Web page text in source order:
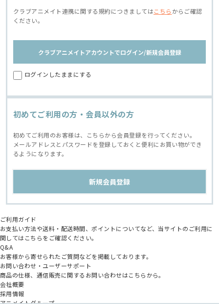
クラブアニメイト連携に関する規約につきましてはこちら からご確認
ください。
クラブアニメイトアカウントでログイン/新規会員登録
ログインしたままにする
初めてご利用の方・会員以外の方
初めてご利用のお客様は、こちらから会員登録を行ってください。
メールアドレスとパスワードを登録しておくと便利にお買い物ができ
るようになります。
ご利用ガイド
お支払い方法や送料・配送時間、ポイントについてなど、当サイトのご利用に
関してはこちらをご確認ください。
Q&A
お客様から寄せられたご質問などを掲載しております。
お問い合わせ・ユーザーサポート
商品の仕様、通信販売に関するお問い合わせはこちらから。
会社概要
採用情報